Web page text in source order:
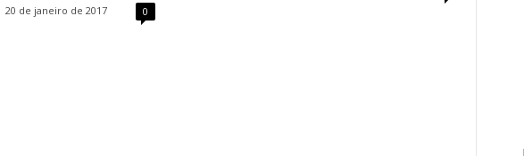
20 de janeiro de 2017 0